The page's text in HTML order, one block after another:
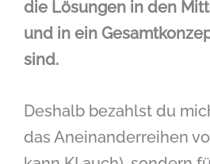
die Lösungen in den
und in ein
sind.
Deshalb bezahlst du
das Aneinanderreihen